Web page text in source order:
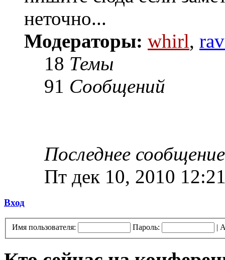
неточно...
Модераторы: whirl,
18 Темы
91 Сообщений
Последнее сообщение
Пт дек 10, 2010
Вход
Имя пользователя: Пароль: |